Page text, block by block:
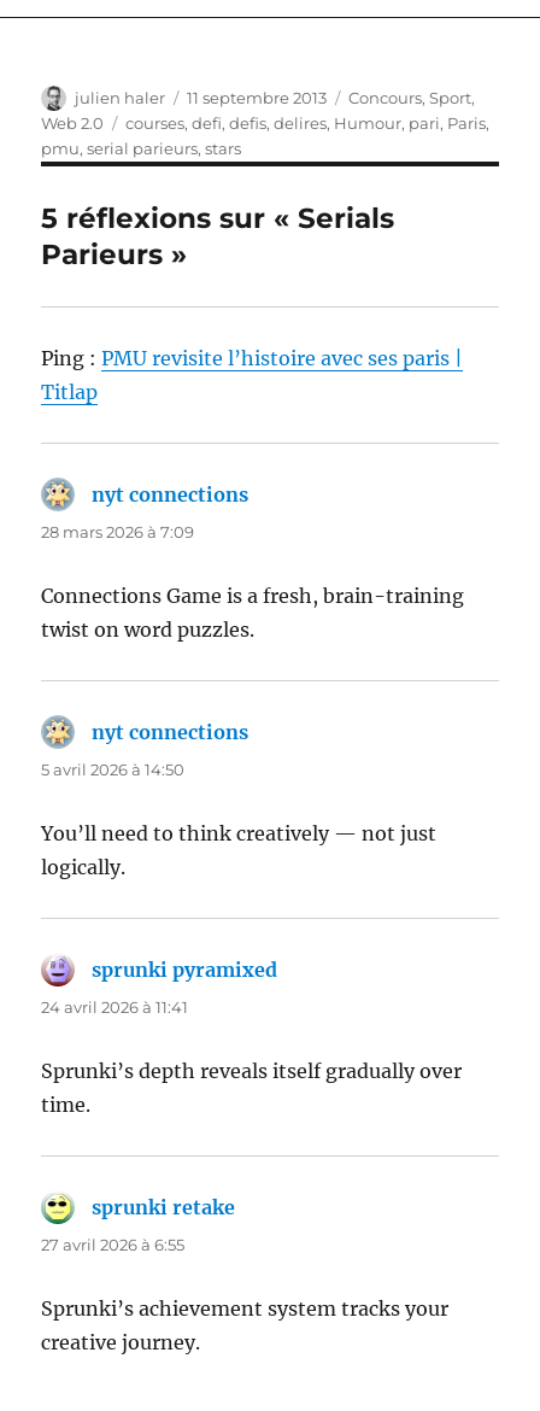
Auteur
julien haler
Publié
le
11 septembre 2013 Catégories
Concours,Sport,
Web 2.0
Étiquettes
courses,defi,defis,delires, Humour, pari, Paris,
pmu,serial parieurs,stars
5 réflexions sur « Serials
Parieurs »
Ping :PMU revisite l’histoire avec ses paris |
Titlap
nyt connections
28 mars 2026 à 7:09
Connections Game is a fresh, brain-training
twist on word puzzles.
nyt connections
5 avril 2026 à 14:50
You’ll need to think creatively — not just
logically.
sprunki pyramixed
24 avril 2026 à 11:41
Sprunki’s depth reveals itself gradually over
time.
sprunki retake
27 avril 2026 à 6:55
Sprunki’s achievement system tracks your
creative journey.